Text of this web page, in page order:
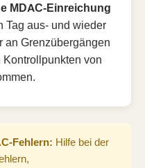
MDAC-Einreichung
aus- und wieder
an Grenzübergängen
von
Fehlern: Hilfe bei der